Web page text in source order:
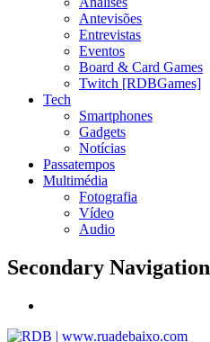
Antevisões
Entrevistas
Eventos
Board & Card Games
Twitch [RDBGames]
Tech
Smartphones
Gadgets
Notícias
Passatempos
Multimédia
Fotografia
Vídeo
Audio
Secondary Navigation